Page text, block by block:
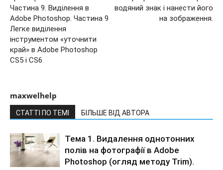
Частина 9. Виділення в
Adobe Photoshop. Частина 9
Легке виділення
інструментом «уточнити
край» в Adobe Photoshop
CS5 і CS6
водяний знак і нанести його
на зображення.
maxwelhelp
СТАТТІ ПО ТЕМІ БІЛЬШЕ ВІД АВТОРА
Тема 1. Видалення однотонних
полів на фотографії в Adobe
Photoshop (огляд методу Trim).